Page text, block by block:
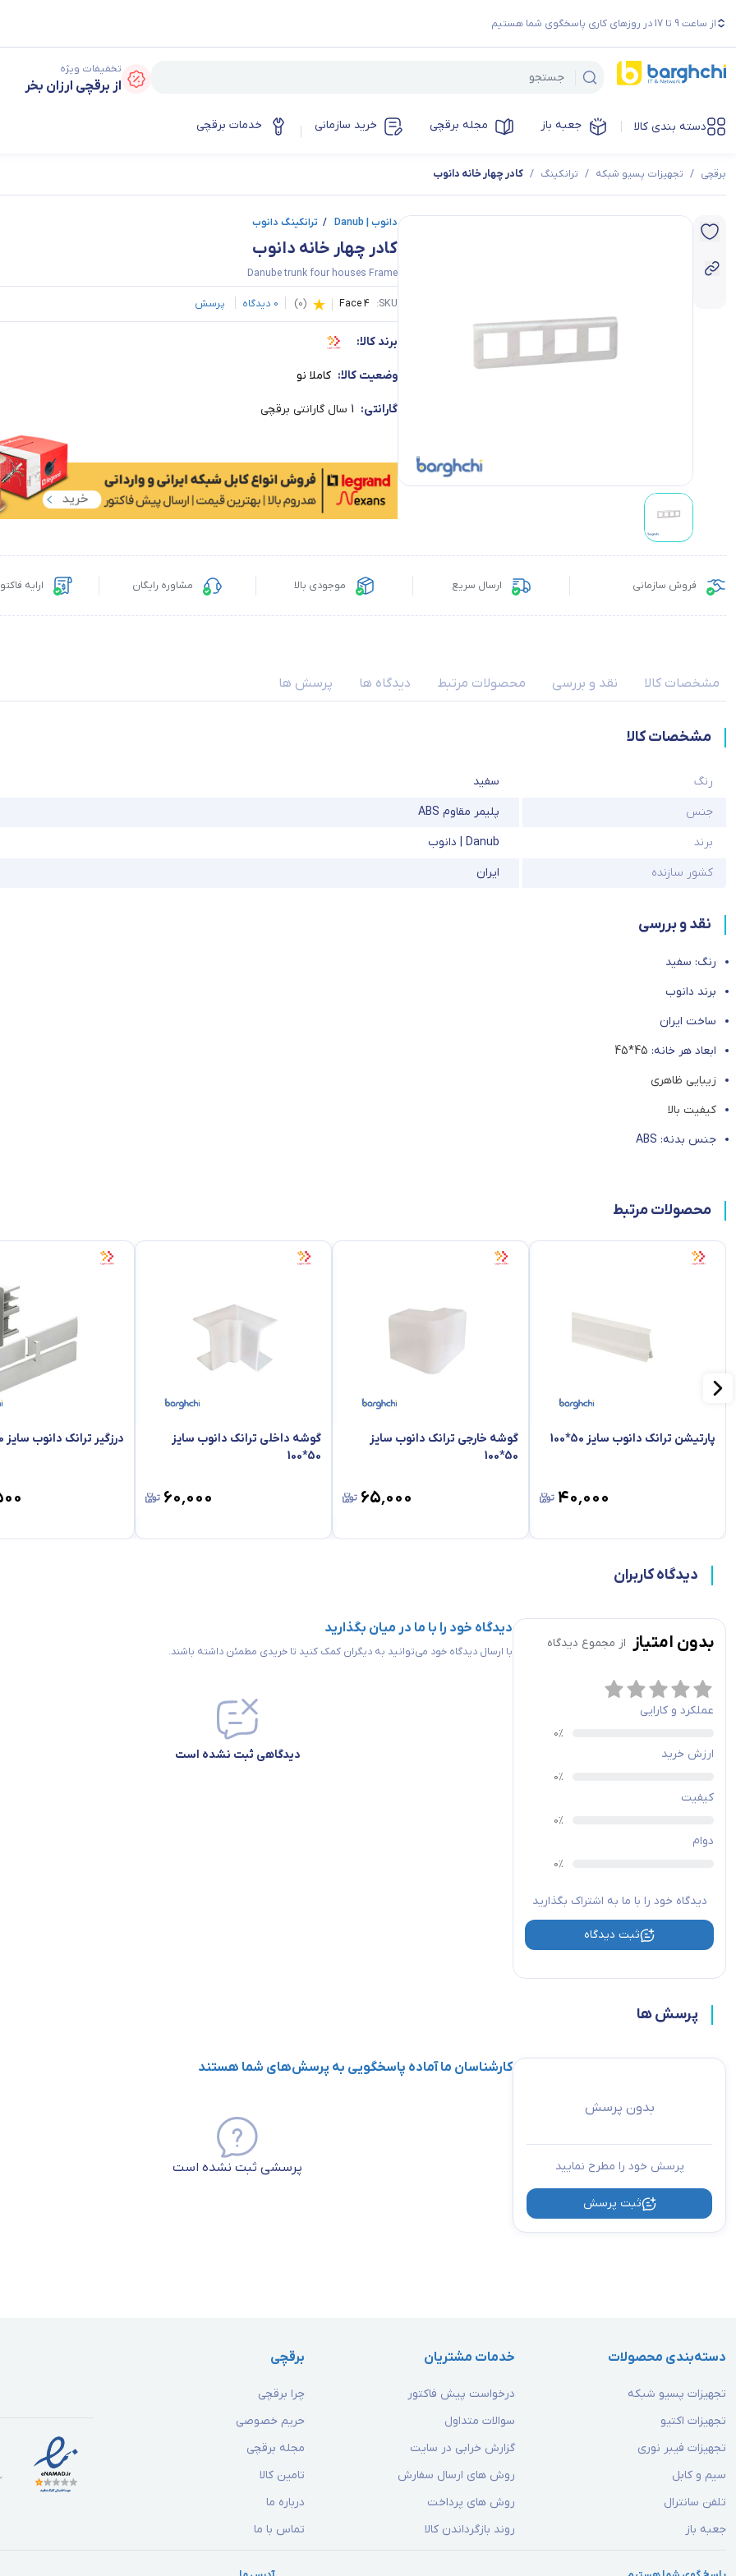
از ساعت 9 تا 17 در روزهای کاری پاسخگوی شما هستیم
تخفیفات ویژه
از برقچی ارزان بخر
دسته بندی کالا جعبه باز مجله برقچی خرید سازمانی خدمات برقچی
برقچی / تجهیزات پسیو شبکه / ترانکینگ / کادر چهار خانه دانوب
دانوب | Danub / ترانکینگ دانوب
کادر چهار خانه دانوب
Danube trunk four houses Frame
SKU:
Face 4
(
0
)
0 دیدگاه پرسش
برند کالا:
وضعیت کالا: کاملا نو
گارانتی: 1 سال گارانتی برقچی
فروش سازمانی ارسال سریع موجودی بالا مشاوره رایگان ارایه
مشخصات کالا نقد و بررسی محصولات مرتبط دیدگاه ها پرسش ها
مشخصات کالا
رنگ
سفید
جنس
پلیمر مقاوم ABS
برند
Danub | دانوب
کشور سازنده
ایران
نقد و بررسی
رنگ: سفید
برند دانوب
ساخت ایران
ابعاد هر خانه: 45*45
زیبایی ظاهری
کیفیت بالا
جنس بدنه: ABS
محصولات مرتبط
پارتیشن ترانک دانوب سایز 50*100
۴۰٬۰۰۰
گوشه خارجی ترانک دانوب سایز
50*100
۶۵٬۰۰۰
گوشه داخلی ترانک دانوب سایز
50*100
۶۰٬۰۰۰
درزگیر ترانک دانوب سایز 50*100
دیدگاه کاربران
بدون امتیاز از مجموع دیدگاه
عملکرد و کارایی
ارزش خرید
کیفیت
دوام
دیدگاه خود را با ما به اشتراک بگذارید
ثبت دیدگاه
دیدگاه خود را با ما در میان بگذارید
با ارسال دیدگاه خود می‌توانید به دیگران کمک کنید تا خریدی مطمئن داشته باشند.
دیدگاهی ثبت نشده است
پرسش ها
بدون پرسش
پرسش خود را مطرح نمایید
ثبت پرسش
کارشناسان ما آماده پاسخگویی به پرسش‌های شما هستند
پرسشی ثبت نشده است
دسته‌بندی محصولات
تجهیزات پسیو شبکه
تجهیزات اکتیو
تجهیزات فیبر نوری
سیم و کابل
تلفن سانترال
جعبه باز
خدمات مشتریان
درخواست پیش فاکتور
سوالات متداول
گزارش خرابی در سایت
روش های ارسال سفارش
روش های پرداخت
روند بازگرداندن کالا
برقچی
چرا برقچی
حریم خصوصی
مجله برقچی
تامین کالا
درباره ما
تماس با ما